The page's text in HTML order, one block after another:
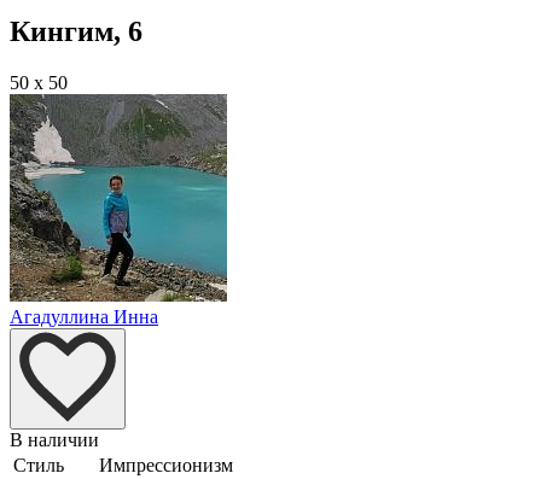
Кингим, 6
50 x 50
Агадуллина Инна
В наличии
Стиль
Импрессионизм